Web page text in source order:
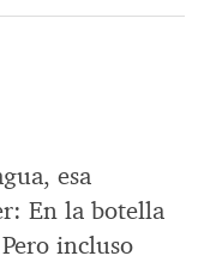
esa
En la botella
incluso